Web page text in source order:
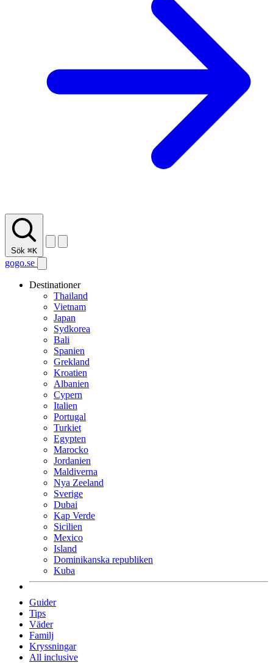
Sök ⌘K
gogo.se
Destinationer
Thailand
Vietnam
Japan
Sydkorea
Bali
Spanien
Grekland
Kroatien
Albanien
Cypern
Italien
Portugal
Turkiet
Egypten
Marocko
Jordanien
Maldiverna
Nya Zeeland
Sverige
Dubai
Kap Verde
Sicilien
Mexico
Island
Dominikanska republiken
Kuba
Guider
Tips
Väder
Familj
Kryssningar
All inclusive